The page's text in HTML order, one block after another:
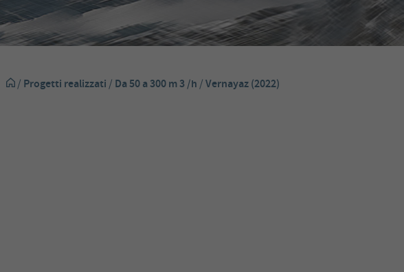
/ Progetti realizzati/ Da 50 a 300 m 3 /h/Vernayaz (2022)